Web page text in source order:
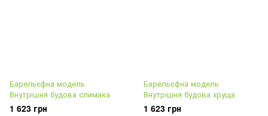
Барельєфна модель
Внутрішня будова слимака
1 623 грн
Барельєфна модель
Внутрішня будова хруща
1 623 грн